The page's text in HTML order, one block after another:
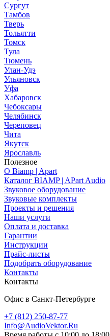
Сургут
Тамбов
Тверь
Тольятти
Томск
Тула
Тюмень
Улан-Удэ
Ульяновск
Уфа
Хабаровск
Чебоксары
Челябинск
Череповец
Чита
Якутск
Ярославль
Полезное
О Biamp | Apart
Каталог BIAMP | APart Audio
Звуковое оборудование
Звуковые комплекты
Проекты и решения
Наши услуги
Оплата и доставка
Гарантии
Инструкции
Прайс-листы
Подобрать оборудование
Контакты
Контакты
Офис в Санкт-Петербурге
+7 (812) 250-87-77
Info@AudioVektor.Ru